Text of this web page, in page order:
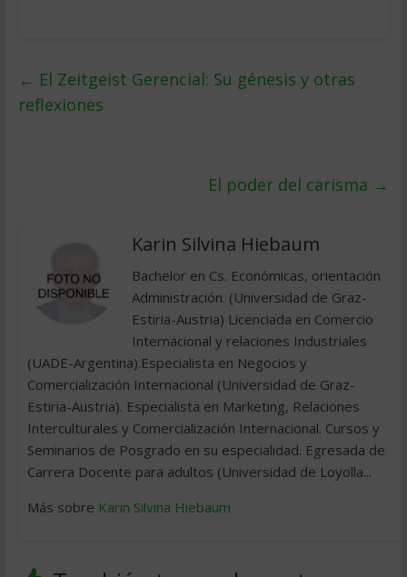
← El Zeitgeist Gerencial: Su génesis y otras
reflexiones
El poder del carisma →
Karin Silvina Hiebaum
Bachelor en Cs. Económicas, orientación
Administración. (Universidad de Graz-
Estiria-Austria) Licenciada en Comercio
Internacional y relaciones Industriales
(UADE-Argentina).Especialista en Negocios y
Comercialización Internacional (Universidad de Graz-
Estiria-Austria). Especialista en Marketing, Relaciones
Interculturales y Comercialización Internacional. Cursos y
Seminarios de Posgrado en su especialidad. Egresada de
Carrera Docente para adultos (Universidad de Loyolla...
Más sobre Karin Silvina Hiebaum